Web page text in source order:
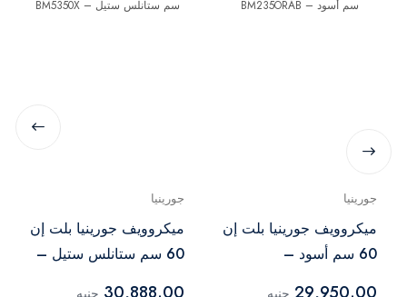
جورينيا
ميكروويف جورينيا بلت إن
60 سم أسود –
29,950.00 جنيه
جورينيا
ميكروويف جورينيا بلت إن
60 سم ستانلس ستيل –
30,888.00 جنيه